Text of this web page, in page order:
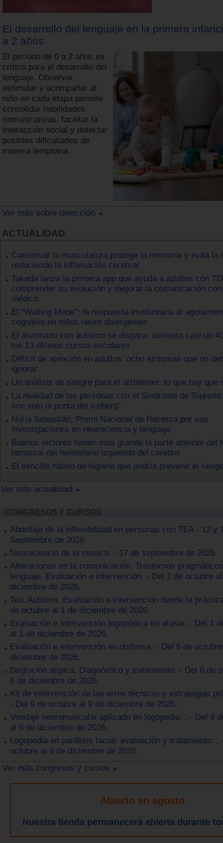
El desarrollo del lenguaje en la primera
a 2 años
El período de 0 a 2 años es
crítico para el desarrollo del
lenguaje. Observar,
estimular y acompañar al
niño en cada etapa permite
consolidar habilidades
comunicativas, facilitar la
interacción social y detectar
posibles dificultades de
manera temprana.
Ver más sobre detección
ACTUALIDAD
Conservar la musculatura protege la memoria y evita la
reduciendo la inflamación cerebral
Takeda lanza la primera app que ayuda a adultos con
comprender su evolución y mejorar la comunicación
médico
El "Waiting Mode": la respuesta involuntaria al
cognitivo en niños neuro divergentes
El alumnado con autismo se dispara: aumenta casi un
los 13 últimos cursos escolares
Déficit de atención en adultos: ocho síntomas que no
ignorar
Un análisis de sangre para el alzhéimer: lo que hay que
La realidad de las personas con el Síndrome de
son solo la punta del iceberg"
Núria Sebastián, Premi Nacional de Recerca por sus
investigaciones en neurociencia y lenguaje
Buenos lectores tienen más grande la parte anterior del
temporal del hemisferio izquierdo del cerebro
El sencillo hábito de higiene que podría prevenir el
Ver más actualidad
CONGRESOS Y CURSOS
Abordaje de la inflexibilidad en personas con TEA - 12 y
Septiembre de 2026
Neurociencia de la musica. - 17 de septiembre de 2026
Alteraciones en la comunicación. Trastornos
lenguaje. Evaluación e intervención. - Del 1 de octubre
diciembre de 2026.
Tea. Autismo. Evaluación e intervención desde la
de octubre al 1 de diciembre de 2026.
Evaluación e intervención logopédica en afasia. - Del 1
al 1 de diciembre de 2026.
Evaluación e intervención en disfemia. - Del 6 de
diciembre de 2026.
Deglución atípica. Diagnóstico y tratamiento. - Del 6 de
6 de diciembre de 2026.
Kit de intervención de las erres técnicas y estrategias
- Del 9 de octubre al 9 de diciembre de 2026.
Vendaje neuromuscular aplicado en logopedia. . - Del 9
al 9 de diciembre de 2026.
Logopedia en parálisis facial: evaluación y tratamiento. .
octubre al 9 de diciembre de 2026.
Ver más congresos y cursos
Abierto en agosto
Nuestra tienda permanecerá abierta durante